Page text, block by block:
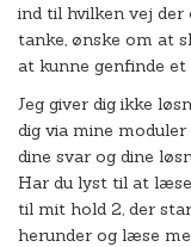
ind til hvilken vej der
tanke, ønske om at
at kunne genfinde
Jeg giver dig ikke
dig via mine
dine svar og dine
Har du lyst til at
til mit hold 2, der
herunder og læse